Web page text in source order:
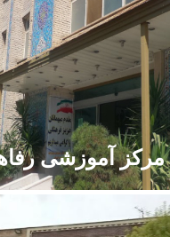
مرکز آموزشی